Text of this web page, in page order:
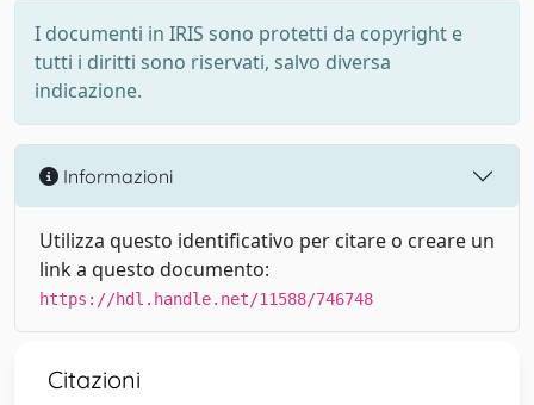
I documenti in IRIS sono protetti da copyright e
tutti i diritti sono riservati, salvo diversa
indicazione.
Informazioni
Utilizza questo identificativo per citare o creare un
link a questo documento:
https://hdl.handle.net/11588/746748
Citazioni